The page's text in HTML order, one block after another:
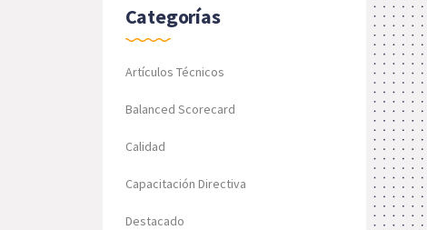
Categorías
Artículos Técnicos
Balanced Scorecard
Calidad
Capacitación Directiva
Destacado